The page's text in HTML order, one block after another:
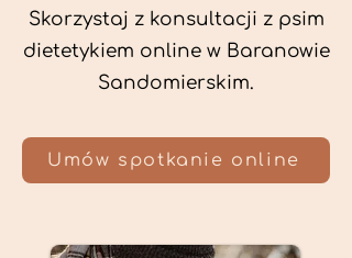
Skorzystaj z konsultacji z psim
dietetykiem online w Baranowie
Sandomierskim.
Umów spotkanie online